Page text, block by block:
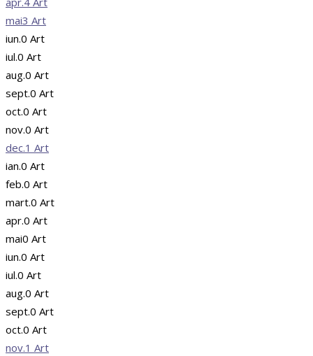
mai3 Art
iun.0 Art
iul.0 Art
aug.0 Art
sept.0 Art
oct.0 Art
nov.0 Art
dec.1 Art
ian.0 Art
feb.0 Art
mart.0 Art
apr.0 Art
mai0 Art
iun.0 Art
iul.0 Art
aug.0 Art
sept.0 Art
oct.0 Art
nov.1 Art